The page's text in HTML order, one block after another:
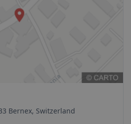
Bernex, Switzerland